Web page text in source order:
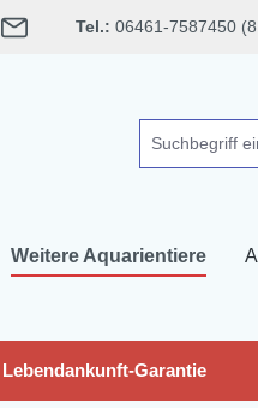
Tel.: 06461-7587450
Weitere Aquarientiere
Lebendankunft-Garantie